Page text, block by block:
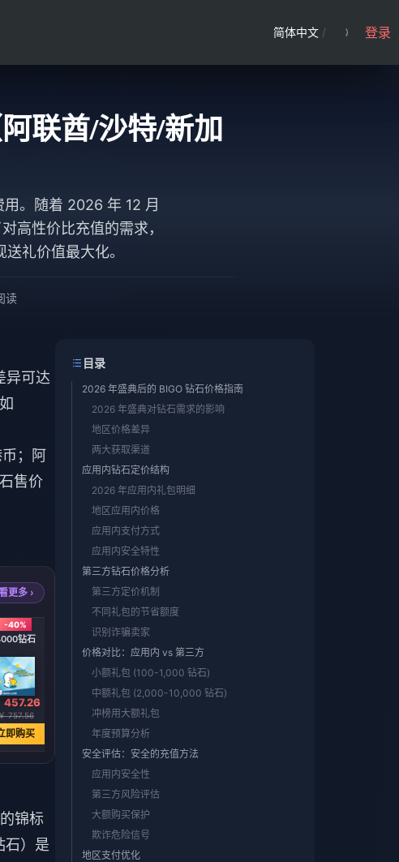
简体中文 / 登录
联酋/沙特/新加
。随着 2026 年 12 月
高性价比充值的需求，
礼价值最大化。
读
异可达
；阿
售价
更多 ›
-40%
钻石
457.26
757.56
即购买
5000钻石
￥ 946.95
立即购买
￥ 1143.22
锦标
石）是
目录
2026 年盛典后的 BIGO 钻石价格指南
2026 年盛典对钻石需求的影响
地区价格差异
两大获取渠道
应用内钻石定价结构
2026 年应用内礼包明细
地区应用内价格
应用内支付方式
应用内安全特性
第三方钻石价格分析
第三方定价机制
不同礼包的节省额度
识别诈骗卖家
价格对比：应用内 vs 第三方
小额礼包 (100-1,000 钻石)
中额礼包 (2,000-10,000 钻石)
冲榜用大额礼包
年度预算分析
安全评估：安全的充值方法
应用内安全性
第三方风险评估
大额购买保护
欺诈危险信号
地区支付优化